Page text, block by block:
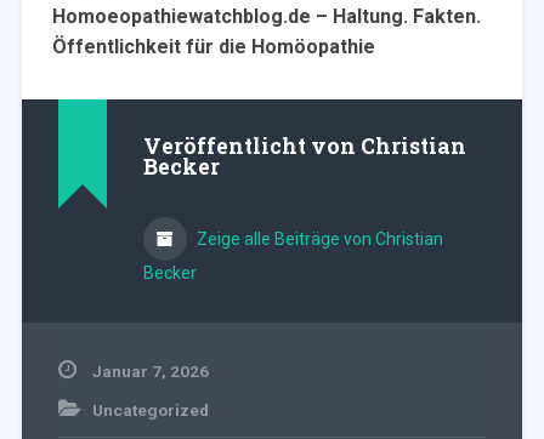
Homoeopathiewatchblog.de – Haltung. Fakten.
Öffentlichkeit für die Homöopathie
Veröffentlicht von Christian
Becker
Zeige alle Beiträge von Christian
Becker
Januar 7, 2026
Uncategorized